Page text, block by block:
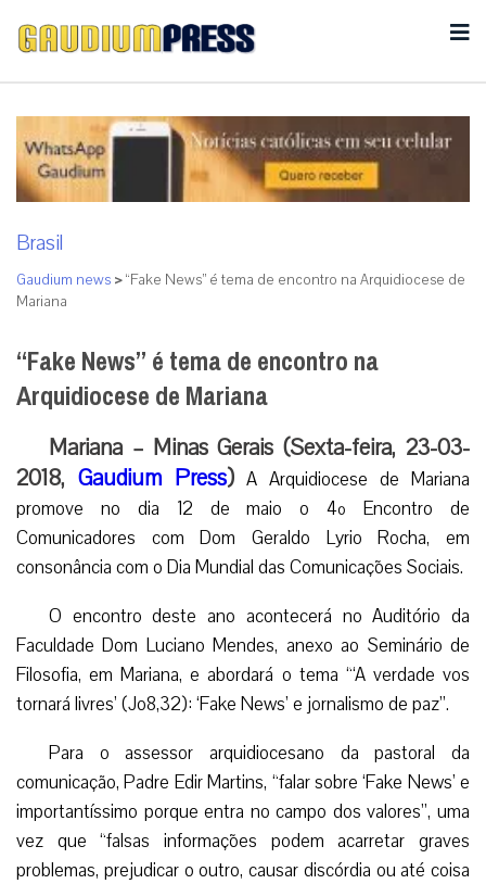
Brasil
Gaudium news >“Fake News” é tema de encontro na Arquidiocese de
Mariana
“Fake News” é tema de encontro na
Arquidiocese de Mariana
Mariana – Minas Gerais (Sexta-feira, 23-03-
2018, Gaudium Press) A Arquidiocese de Mariana
promove no dia 12 de maio o 4º Encontro de
Comunicadores com Dom Geraldo Lyrio Rocha, em
consonância com o Dia Mundial das Comunicações Sociais.
O encontro deste ano acontecerá no Auditório da
Faculdade Dom Luciano Mendes, anexo ao Seminário de
Filosofia, em Mariana, e abordará o tema “‘A verdade vos
tornará livres’ (Jo8,32): ‘Fake News’ e jornalismo de paz”.
Para o assessor arquidiocesano da pastoral da
comunicação, Padre Edir Martins, “falar sobre ‘Fake News’ e
importantíssimo porque entra no campo dos valores”, uma
vez que “falsas informações podem acarretar graves
problemas, prejudicar o outro, causar discórdia ou até coisa